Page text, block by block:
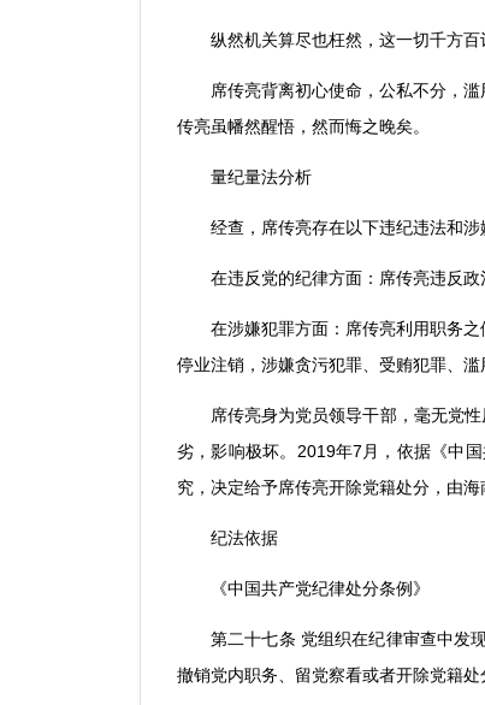
纵然机关算尽也枉然，这一切千方
席传亮背离初心使命，公私不分，
传亮虽幡然醒悟，然而悔之晚矣。
量纪量法分析
经查，席传亮存在以下违纪违法和涉
在违反党的纪律方面：席传亮违反
在涉嫌犯罪方面：席传亮利用职务
停业注销，涉嫌贪污犯罪、受贿犯罪、滥
席传亮身为党员领导干部，毫无党
劣，影响极坏。 2019年7 月，依据《中
究，决定给予席传亮开除党籍处分，由
纪法依据
《中国共产党纪律处分条例》
第二十七条 党组织在纪律审查中发
撤销党内职务、留党察看或者开除党籍处